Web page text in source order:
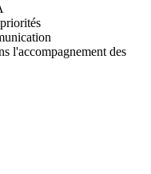
l'accompagnement des